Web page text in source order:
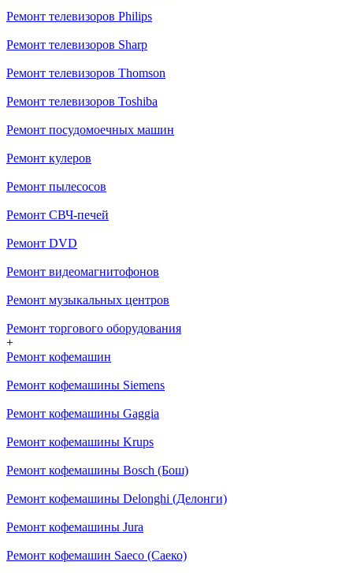
Ремонт телевизоров Philips
Ремонт телевизоров Sharp
Ремонт телевизоров Thomson
Ремонт телевизоров Toshiba
Ремонт посудомоечных машин
Ремонт кулеров
Ремонт пылесосов
Ремонт СВЧ-печей
Ремонт DVD
Ремонт видеомагнитофонов
Ремонт музыкальных центров
Ремонт торгового оборудования
+
Ремонт кофемашин
Ремонт кофемашины Siemens
Ремонт кофемашины Gaggia
Ремонт кофемашины Krups
Ремонт кофемашины Bosch (Бош)
Ремонт кофемашины Delonghi (Делонги)
Ремонт кофемашины Jura
Ремонт кофемашин Saeco (Саеко)